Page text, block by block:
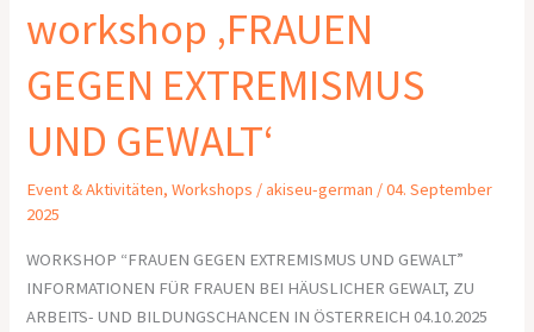
workshop ‚FRAUEN
GEGEN EXTREMISMUS
UND GEWALT‘
Event & Aktivitäten,Workshops /akiseu-german /04. September
2025
WORKSHOP “FRAUEN GEGEN EXTREMISMUS UND GEWALT”
INFORMATIONEN FÜR FRAUEN BEI HÄUSLICHER GEWALT, ZU
ARBEITS- UND BILDUNGSCHANCEN IN ÖSTERREICH 04.10.2025